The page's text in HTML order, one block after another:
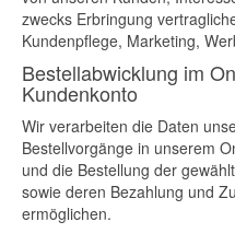
zwecks Erbringung
Kundenpflege, Marketing,
Bestellabwicklung im
Kundenkonto
Wir verarbeiten die Daten
Bestellvorgänge in unserem
und die Bestellung der
sowie deren Bezahlung und
ermöglichen.